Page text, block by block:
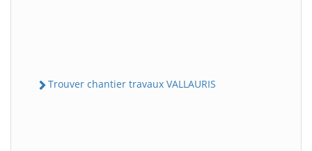
Trouver chantier travaux VALLAURIS